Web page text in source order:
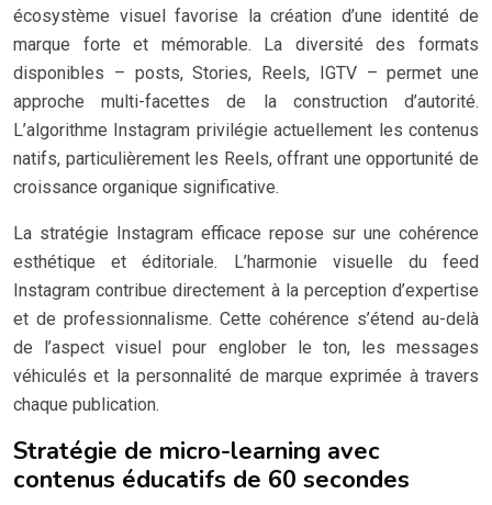
écosystème visuel favorise la création d’une identité de
marque forte et mémorable. La diversité des formats
disponibles – posts, Stories, Reels, IGTV – permet une
approche multi-facettes de la construction d’autorité.
L’algorithme Instagram privilégie actuellement les contenus
natifs, particulièrement les Reels, offrant une opportunité de
croissance organique significative.
La stratégie Instagram efficace repose sur une cohérence
esthétique et éditoriale. L’harmonie visuelle du feed
Instagram contribue directement à la perception d’expertise
et de professionnalisme. Cette cohérence s’étend au-delà
de l’aspect visuel pour englober le ton, les messages
véhiculés et la personnalité de marque exprimée à travers
chaque publication.
Stratégie de micro-learning avec
contenus éducatifs de 60 secondes